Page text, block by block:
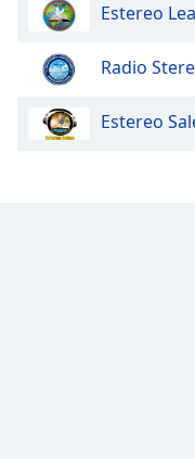
Estereo
Radio
Estereo